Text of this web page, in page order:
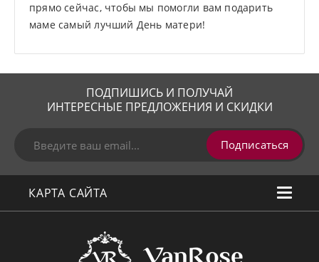
прямо сейчас, чтобы мы помогли вам подарить
маме самый лучший День матери!
ПОДПИШИСЬ И ПОЛУЧАЙ
ИНТЕРЕСНЫЕ ПРЕДЛОЖЕНИЯ И СКИДКИ
Подписаться
КАРТА САЙТА